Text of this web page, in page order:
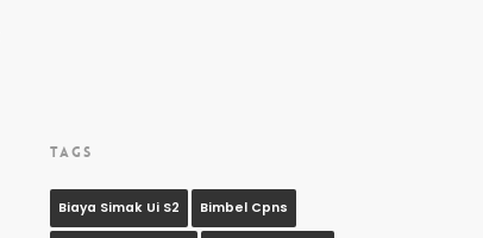
TAGS
Biaya Simak Ui S2 Bimbel Cpns